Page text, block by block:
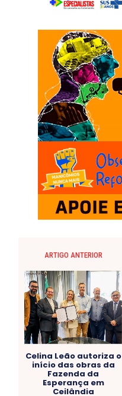
ARTIGO ANTERIOR
Celina Leão autoriza o
início das obras da
Fazenda da
Esperança em
Ceilândia